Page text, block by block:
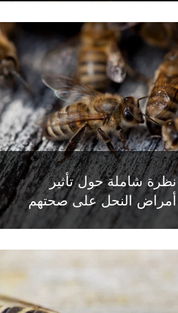
نظرة شاملة حول تأثير
أمراض النحل على صحتهم